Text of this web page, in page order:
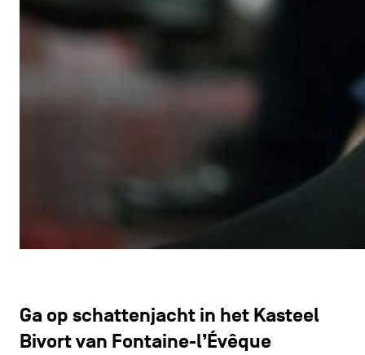
Ga op schattenjacht in het Kasteel
Bivort van Fontaine-l’Évêque